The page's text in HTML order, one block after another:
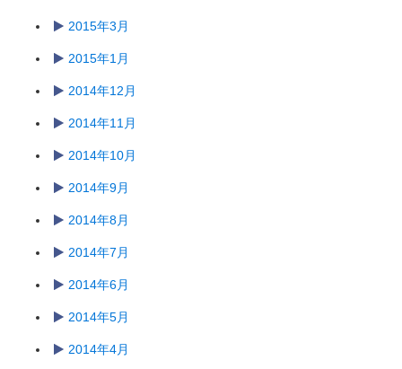
2015年3月
2015年1月
2014年12月
2014年11月
2014年10月
2014年9月
2014年8月
2014年7月
2014年6月
2014年5月
2014年4月